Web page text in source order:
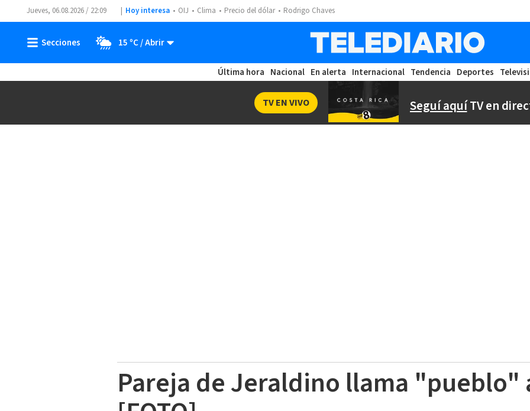
Jueves, 06.08.2026 / 22:09 Hoy interesa OIJ Clima Precio del dólar Rodrigo Chaves
15 ºC
Última hora Nacional En alerta Internacional Tendencia Deportes
Seguí aquíTV en
TV EN VIVO
Pareja de Jeraldino llama "pueblo"